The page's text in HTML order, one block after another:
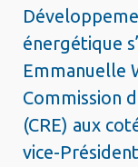
énergétique
Emmanuelle
Commission
(CRE) aux
vice-